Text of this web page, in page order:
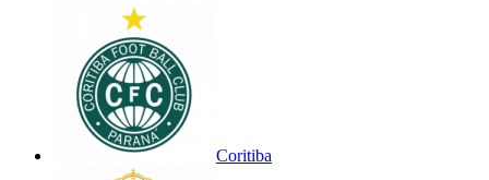
Coritiba